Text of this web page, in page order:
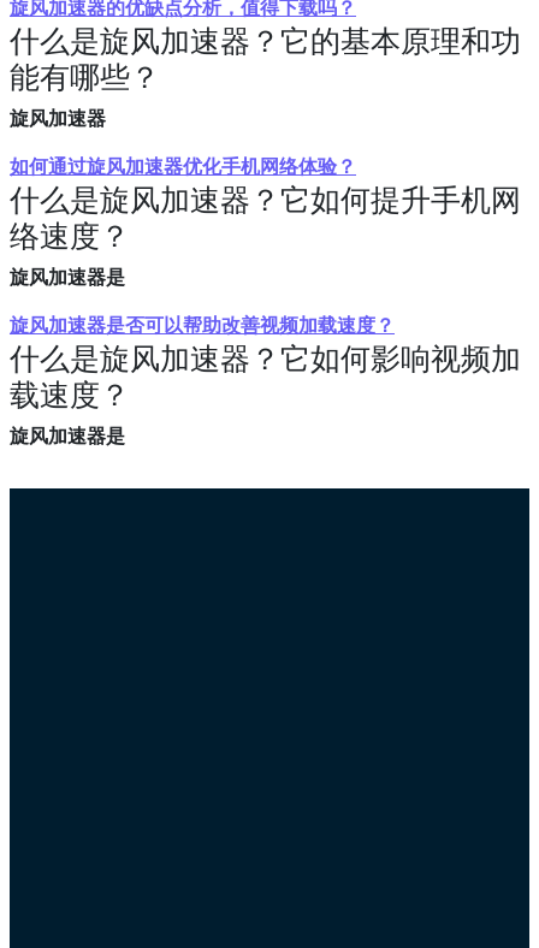
旋风加速器的优缺点分析，值得下载吗？
什么是旋风加速器？它的基本原理和功
能有哪些？
旋风加速器
如何通过旋风加速器优化手机网络体验？
什么是旋风加速器？它如何提升手机网
络速度？
旋风加速器是
旋风加速器是否可以帮助改善视频加载速度？
什么是旋风加速器？它如何影响视频加
载速度？
旋风加速器是